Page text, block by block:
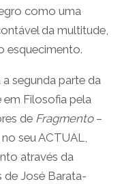
como uma
da multitude,
esquecimento.
segunda parte da
Filosofia pela
de Fragmento–
seu ACTUAL,
através da
José Barata-